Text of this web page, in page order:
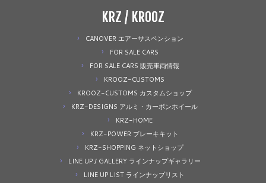
KRZ / KROOZ
CANOVER エアーサスペンション
FOR SALE CARS
FOR SALE CARS 販売車両情報
KROOZ-CUSTOMS
KROOZ-CUSTOMS カスタムショップ
KRZ-DESIGNS アルミ・カーボンホイール
KRZ-HOME
KRZ-POWER ブレーキキット
KRZ-SHOPPING ネットショップ
LINE UP / GALLERY ラインナップギャラリー
LINE UP LIST ラインナップリスト